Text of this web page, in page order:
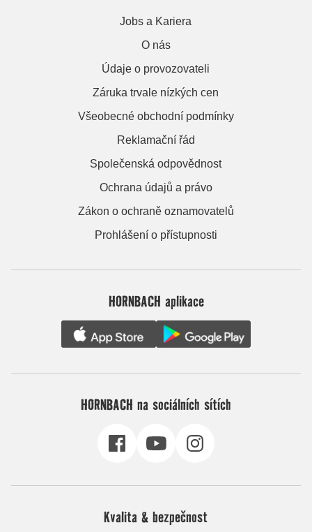
Jobs a Kariera
O nás
Údaje o provozovateli
Záruka trvale nízkých cen
Všeobecné obchodní podmínky
Reklamační řád
Společenská odpovědnost
Ochrana údajů a právo
Zákon o ochraně oznamovatelů
Prohlášení o přístupnosti
HORNBACH aplikace
HORNBACH na sociálních sítích
Kvalita & bezpečnost